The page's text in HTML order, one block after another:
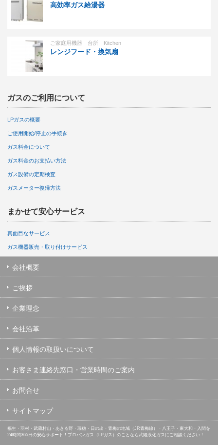
高効率ガス給湯器
ご家庭用機器 台所 Kitchen
レンジフード・換気扇
ガスのご利用について
LPガスの概要
ご使用開始/停止の手続き
ガス料金について
ガス料金のお支払い方法
ガス設備の定期検査
ガスメーター復帰方法
まかせて安心サービス
真面目なサービス
ガス機器販売・取り付けサービス
会社概要
ご挨拶
企業理念
会社沿革
個人情報の取扱いについて
お客さま連絡先窓口・営業時間のご案内
お問合せ
サイトマップ
福生・羽村・武蔵村山・あきる野・瑞穂・日の出・青梅の地域（JR青梅線）・八王子・東大和・入間を
24時間365日の安心サポート！プロパンガス（LPガス）のことなら武陽液化ガスにご相談ください！